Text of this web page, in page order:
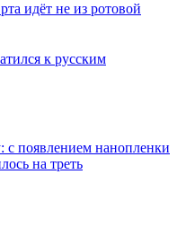
идёт не из ротовой
к русским
появлением нанопленки
на треть